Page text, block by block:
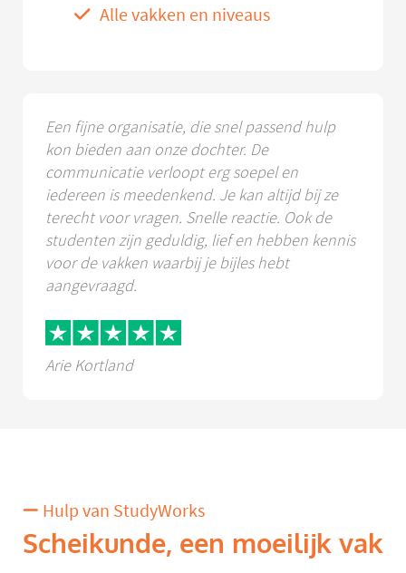
Alle vakken en niveaus
Een fijne organisatie, die snel passend hulp
kon bieden aan onze dochter. De
communicatie verloopt erg soepel en
iedereen is meedenkend. Je kan altijd bij ze
terecht voor vragen. Snelle reactie. Ook de
studenten zijn geduldig, lief en hebben kennis
voor de vakken waarbij je bijles hebt
aangevraagd.
Arie Kortland
Hulp van StudyWorks
Scheikunde, een moeilijk vak